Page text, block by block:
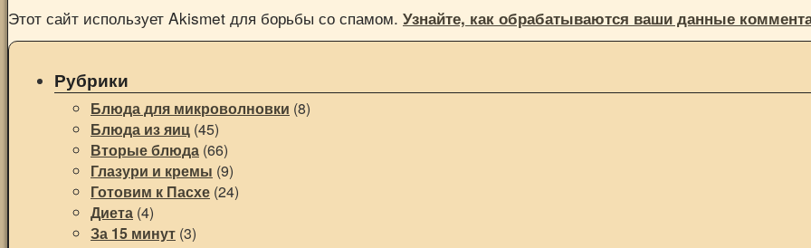
Этот сайт использует Akismet для борьбы со спамом. Узнайте, как обрабатываются ваши данные
Рубрики
Блюда для микроволновки (8)
Блюда из яиц (45)
Вторые блюда (66)
Глазури и кремы (9)
Готовим к Пасхе (24)
Диета (4)
За 15 минут (3)